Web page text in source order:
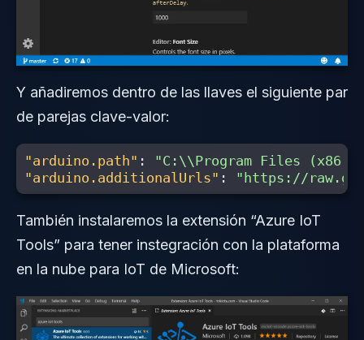
Y añadiremos dentro de las llaves el siguiente par
de parejas clave-valor:
"arduino.path" : "C: \\Program Files (x86)
"arduino.additionalUrls" : "https://
También instalaremos la extensión “Azure IoT
Tools” para tener instegración con la plataforma
en la nube para IoT de Microsoft: